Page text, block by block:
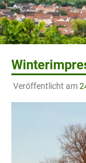
Veröffentlicht am